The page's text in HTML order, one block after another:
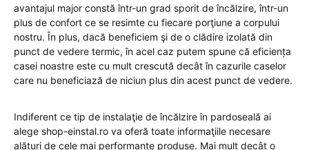
avantajul major constă într-un grad sporit de încălzire, într-un
plus de confort ce se resimte cu fiecare porţiune a corpului
nostru. În plus, dacă beneficiem şi de o clădire izolată din
punct de vedere termic, în acel caz putem spune că eficiența
casei noastre este cu mult crescută decât în cazurile caselor
care nu beneficiază de niciun plus din acest punct de vedere.
Indiferent ce tip de instalaţie de încălzire în pardoseală ai
alege shop-einstal.ro va oferă toate informaţiile necesare
alături de cele mai performante produse. Mai mult decât o